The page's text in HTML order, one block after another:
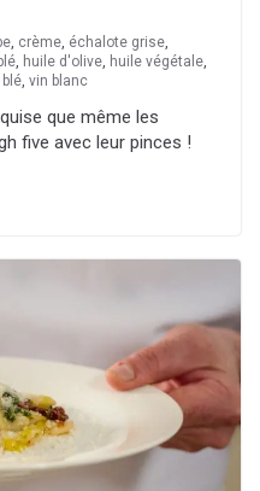
, crème, échalote grise,
, huile d'olive, huile végétale,
, vin blanc
que même les
five avec leur pinces !